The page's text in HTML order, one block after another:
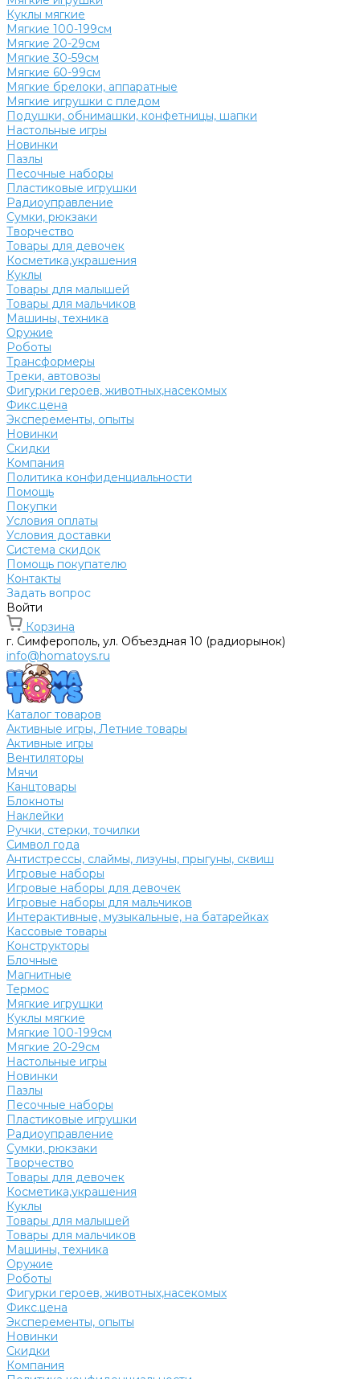
Куклы мягкие
Мягкие 100-199см
Мягкие 20-29см
Мягкие 30-59см
Мягкие 60-99см
Мягкие брелоки, аппаратные
Мягкие игрушки с пледом
Подушки, обнимашки, конфетницы, шапки
Настольные игры
Новинки
Пазлы
Песочные наборы
Пластиковые игрушки
Радиоуправление
Сумки, рюкзаки
Творчество
Товары для девочек
Косметика,украшения
Куклы
Товары для малышей
Товары для мальчиков
Машины, техника
Оружие
Роботы
Трансформеры
Треки, автовозы
Фигурки героев, животных,насекомых
Фикс.цена
Эксперементы, опыты
Новинки
Скидки
Компания
Политика конфиденциальности
Помощь
Покупки
Условия оплаты
Условия доставки
Система скидок
Помощь покупателю
Контакты
Задать вопрос
Войти
Корзина
г. Симферополь, ул. Объездная 10 (радиорынок)
info@homatoys.ru
Каталог товаров
Активные игры, Летние товары
Активные игры
Вентиляторы
Мячи
Канцтовары
Блокноты
Наклейки
Ручки, стерки, точилки
Символ года
Антистрессы, слаймы, лизуны, прыгуны, сквиш
Игровые наборы
Игровые наборы для девочек
Игровые наборы для мальчиков
Интерактивные, музыкальные, на батарейках
Кассовые товары
Конструкторы
Блочные
Магнитные
Термос
Мягкие игрушки
Куклы мягкие
Мягкие 100-199см
Мягкие 20-29см
Настольные игры
Новинки
Пазлы
Песочные наборы
Пластиковые игрушки
Радиоуправление
Сумки, рюкзаки
Творчество
Товары для девочек
Косметика,украшения
Куклы
Товары для малышей
Товары для мальчиков
Машины, техника
Оружие
Роботы
Фигурки героев, животных,насекомых
Фикс.цена
Эксперементы, опыты
Новинки
Скидки
Компания